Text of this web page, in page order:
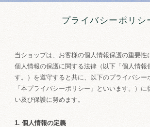
プライバシーポリシ
当ショップは、お客様の個人情報保護の重要性
個人情報の保護に関する法律（以下「個人情報
す。）を遵守すると共に、以下のプライバシー
「本プライバシーポリシー」といいます。）に
い及び保護に努めます。
1. 個人情報の定義